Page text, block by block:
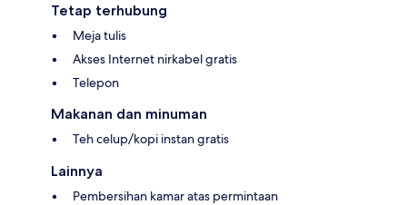
Tetap terhubung
Meja tulis
Akses Internet nirkabel gratis
Telepon
Makanan dan minuman
Teh celup/kopi instan gratis
Lainnya
Pembersihan kamar atas permintaan